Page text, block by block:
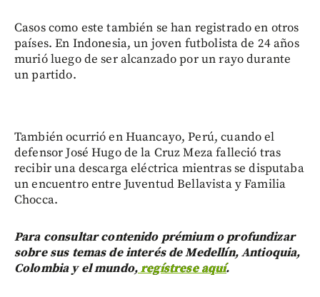
Casos como este también se han registrado en otros
países. En Indonesia, un joven futbolista de 24 años
murió luego de ser alcanzado por un rayo durante
un partido.
También ocurrió en Huancayo, Perú, cuando el
defensor José Hugo de la Cruz Meza falleció tras
recibir una descarga eléctrica mientras se disputaba
un encuentro entre Juventud Bellavista y Familia
Chocca.
Para consultar contenido prémium o profundizar
sobre sus temas de interés de Medellín, Antioquia,
Colombia y el mundo,regístrese aquí.